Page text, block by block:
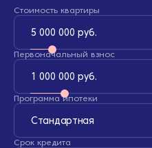
Стоимость квартиры
5 000 000 руб.
Первоначальный взнос
1 000 000 руб.
Программа ипотеки
Стандартная
Срок кредита